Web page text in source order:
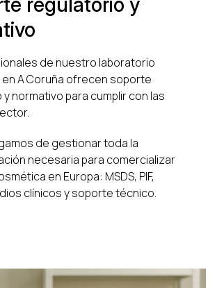
de nuestro laboratorio
A Coruña ofrecen soporte
normativo para cumplir con las
de gestionar toda la
necesaria para comercializar
en Europa: MSDS, PIF,
clínicos y soporte técnico.